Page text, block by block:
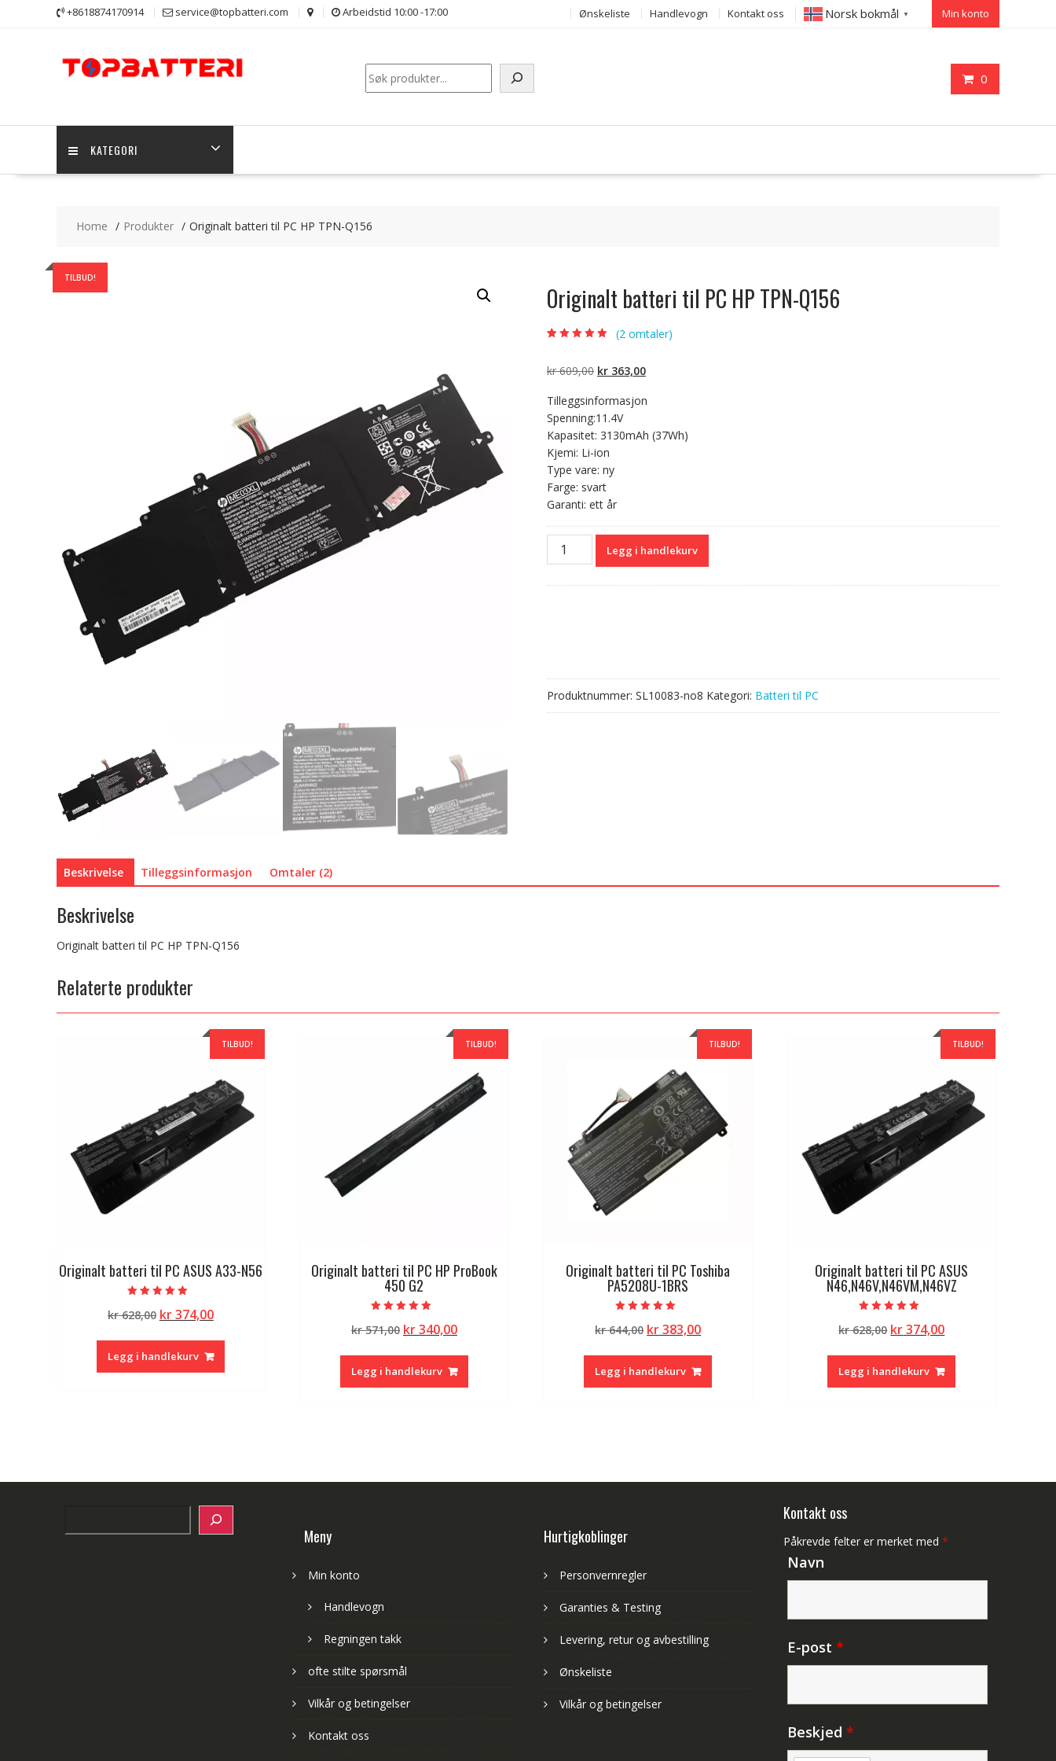
+8618874170914 service@topbatteri.com Arbeidstid 10:00 -17:00 Ønskeliste Handlevogn Kontakt oss Norsk bokmål ▼ Min konto
0
Søk
KATEGORI
Home Produkter Originalt batteri til PC HP TPN-Q156
TILBUD!
Originalt batteri til PC HP TPN-Q156
kundevurderinger
(2 omtaler)
kr609,00 Opprinnelig
var:
kr 609,00.
kr 363,00Nåværende
er:
Tilleggsinformasjon
Spenning:11.4V
Kapasitet: 3130mAh (37Wh)
Kjemi: Li-ion
Type vare: ny
Farge: svart
Garanti: ett år
Originalt
batteri
Legg i handlekurv
Produktnummer: SL10083-no8 Kategori: Batteri til PC
Beskrivelse Tilleggsinformasjon Omtaler (2)
Beskrivelse
Originalt batteri til PC HP TPN-Q156
Relaterte produkter
TILBUD!
Originalt batteri til PC ASUS A33-N56
5.00
av 5
kr628,00 Opprinnelig
var:
kr 628,00.
kr374,00Nåværende
kr 374,00.
Legg i handlekurv
TILBUD!
Originalt batteri til PC HP ProBook
450 G2
5.00
av 5
kr571,00 Opprinnelig
var:
kr 571,00.
kr340,00Nåværende
kr 340,00.
Legg i handlekurv
TILBUD!
Originalt batteri til PC Toshiba
PA5208U-1BRS
5.00
av 5
kr644,00 Opprinnelig
var:
kr 644,00.
kr383,00Nåværende
kr 383,00.
Legg i handlekurv
TILBUD!
Originalt batteri til PC ASUS
N46,N46V,N46VM,N46VZ
5.00
av 5
kr628,00 Opprinnelig
var:
kr 628,00.
kr374,00Nåværende
kr 374,00.
Legg i handlekurv
Meny
Min konto
Handlevogn
Regningen takk
ofte stilte spørsmål
Vilkår og betingelser
Kontakt oss
Hurtigkoblinger
Personvernregler
Garanties & Testing
Levering, retur og avbestilling
Ønskeliste
Vilkår og betingelser
Kontakt oss
Påkrevde felter er merket med *
Navn
E-post *
Beskjed *